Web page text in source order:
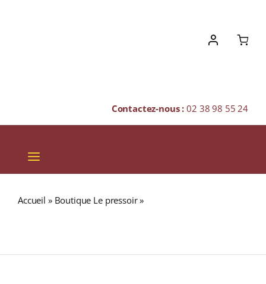
Contactez-nous :02 38 98 55 24
Toggle
Navigation
Accueil » Boutique Le pressoir»